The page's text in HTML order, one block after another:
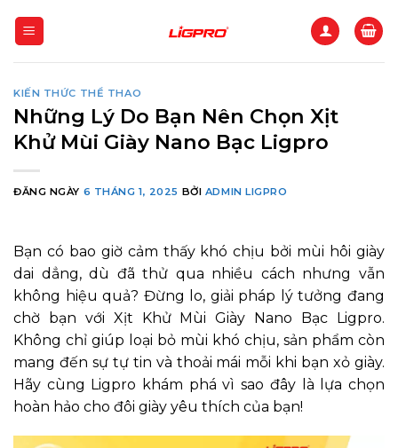
qua
KIẾN THỨC THỂ THAO
Những Lý Do Bạn Nên Chọn Xịt
Khử Mùi Giày Nano Bạc Ligpro
ĐĂNG NGÀY 6 THÁNG 1, 2025 BỞI ADMIN LIGPRO
Bạn có bao giờ cảm thấy khó chịu bởi mùi hôi giày
dai dẳng, dù đã thử qua nhiều cách nhưng vẫn
không hiệu quả? Đừng lo, giải pháp lý tưởng đang
chờ bạn với Xịt Khử Mùi Giày Nano Bạc Ligpro.
Không chỉ giúp loại bỏ mùi khó chịu, sản phẩm còn
mang đến sự tự tin và thoải mái mỗi khi bạn xỏ giày.
Hãy cùng Ligpro khám phá vì sao đây là lựa chọn
hoàn hảo cho đôi giày yêu thích của bạn!